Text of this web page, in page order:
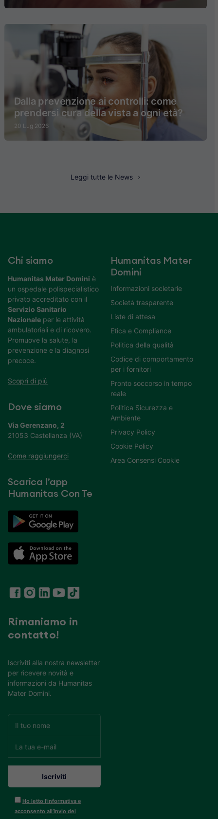
Dalla prevenzione ai controlli: come
prendersi cura della vista a ogni età?
20 Lug 2026
Leggi tutte le News
Chi siamo
Humanitas Mater Domini è
un ospedale polispecialistico
privato accreditato con il
Servizio Sanitario
Nazionale per le attività
ambulatoriali e di ricovero.
Promuove la salute, la
prevenzione e la diagnosi
precoce.
Scopri di più
Dove siamo
Via Gerenzano, 2
21053 Castellanza (VA)
Come raggiungerci
Scarica l’app
Humanitas Con Te
Rimaniamo in
contatto!
Iscriviti alla nostra newsletter
per ricevere novità e
informazioni da Humanitas
Mater Domini.
Ho letto l’informativa e
acconsento all’invio del
Humanitas Mater
Domini
Informazioni societarie
Società trasparente
Liste di attesa
Etica e Compliance
Politica della qualità
Codice di comportamento
per i fornitori
Pronto soccorso in tempo
reale
Politica Sicurezza e
Ambiente
Privacy Policy
Cookie Policy
Area Consensi Cookie